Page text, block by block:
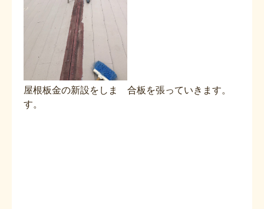
屋根板金の新設をしま
す。
合板を張っていきます。